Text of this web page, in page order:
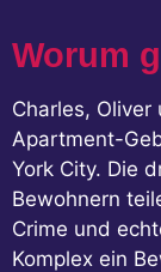
Worum
Charles,
Apartment-
York City. Die
Bewohnern
Crime und
Komplex ein